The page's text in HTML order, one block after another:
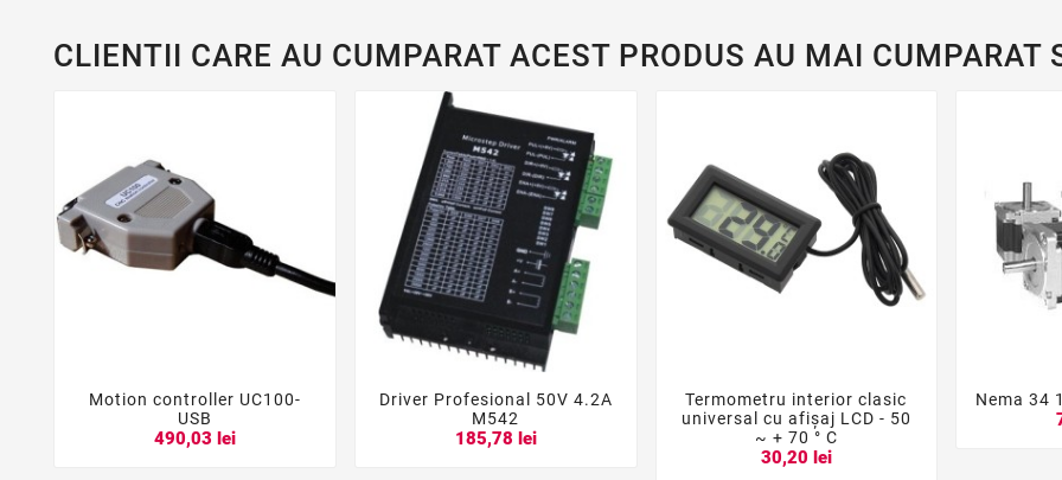
CLIENTII CARE AU CUMPARAT ACEST PRODUS AU MAI CUMPARAT

Motion controller UC100-
USB
490,03 lei

Driver Profesional 50V 4.2A
M542
185,78 lei
  
Termometru interior clasic
universal cu afișaj LCD - 50
~ + 70 ° C
30,20 lei
Nema 34